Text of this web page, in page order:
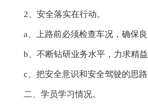
2、安全落实在行动。
a、上路前必须检查车况，确保良
b、不断钻研业务水平，力求精
c、把安全意识和安全驾驶的思
二、学员学习情况。